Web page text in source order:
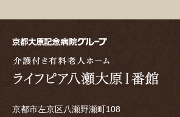
京都市左京区八瀬野瀬町108